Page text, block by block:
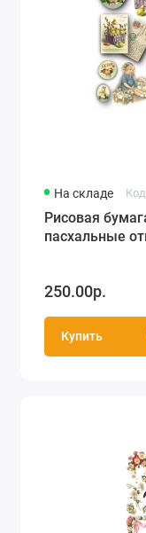
На складе
Рисовая
пасхальные
250.00р.
Купить